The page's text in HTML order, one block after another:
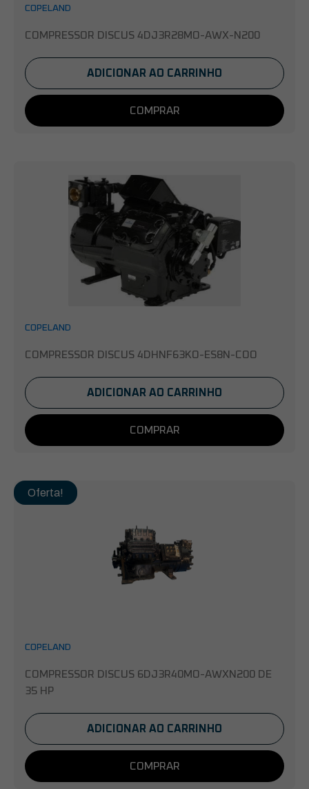
COPELAND
COMPRESSOR DISCUS 4DJ3R28MO-AWX-N200
ADICIONAR AO CARRINHO
COMPRAR
COPELAND
COMPRESSOR DISCUS 4DHNF63KO-ES8N-COO
ADICIONAR AO CARRINHO
COMPRAR
Oferta!
COPELAND
COMPRESSOR DISCUS 6DJ3R40MO-AWXN200 DE
35 HP
ADICIONAR AO CARRINHO
COMPRAR